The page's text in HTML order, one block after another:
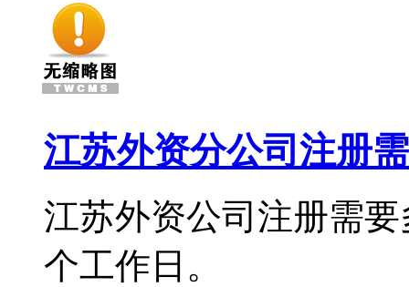
江苏外资分公司注册
江苏外资公司注册需
个工作日。